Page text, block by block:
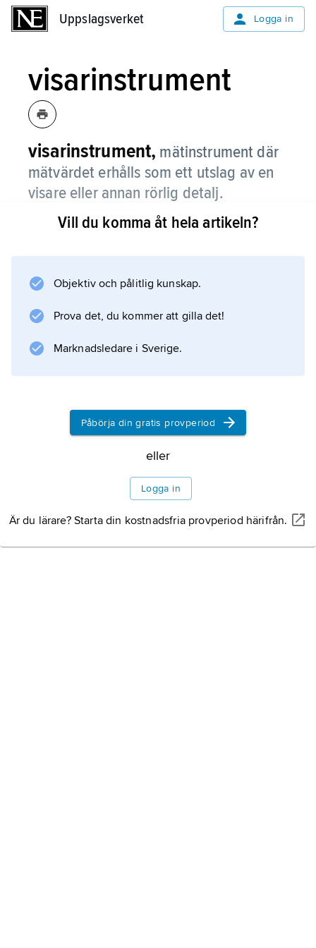
Uppslagsverket Logga in
visarinstrument
visarinstrument, mätinstrument där
mätvärdet erhålls som ett utslag av en
visare eller annan rörlig detalj.
Mätvärdet avläses mot en skala. Eftersom
spegelskala används. Till skillnad från
visarinstrument mätvärdet kontinuerligt.
Vill du komma åt hela artikeln?
Objektiv och pålitlig kunskap.
Prova det, du kommer att gilla det!
Marknadsledare i Sverige.
Påbörja din gratis provperiod
eller
Logga in
Är du lärare? Starta din kostnadsfria provperiod härifrån.